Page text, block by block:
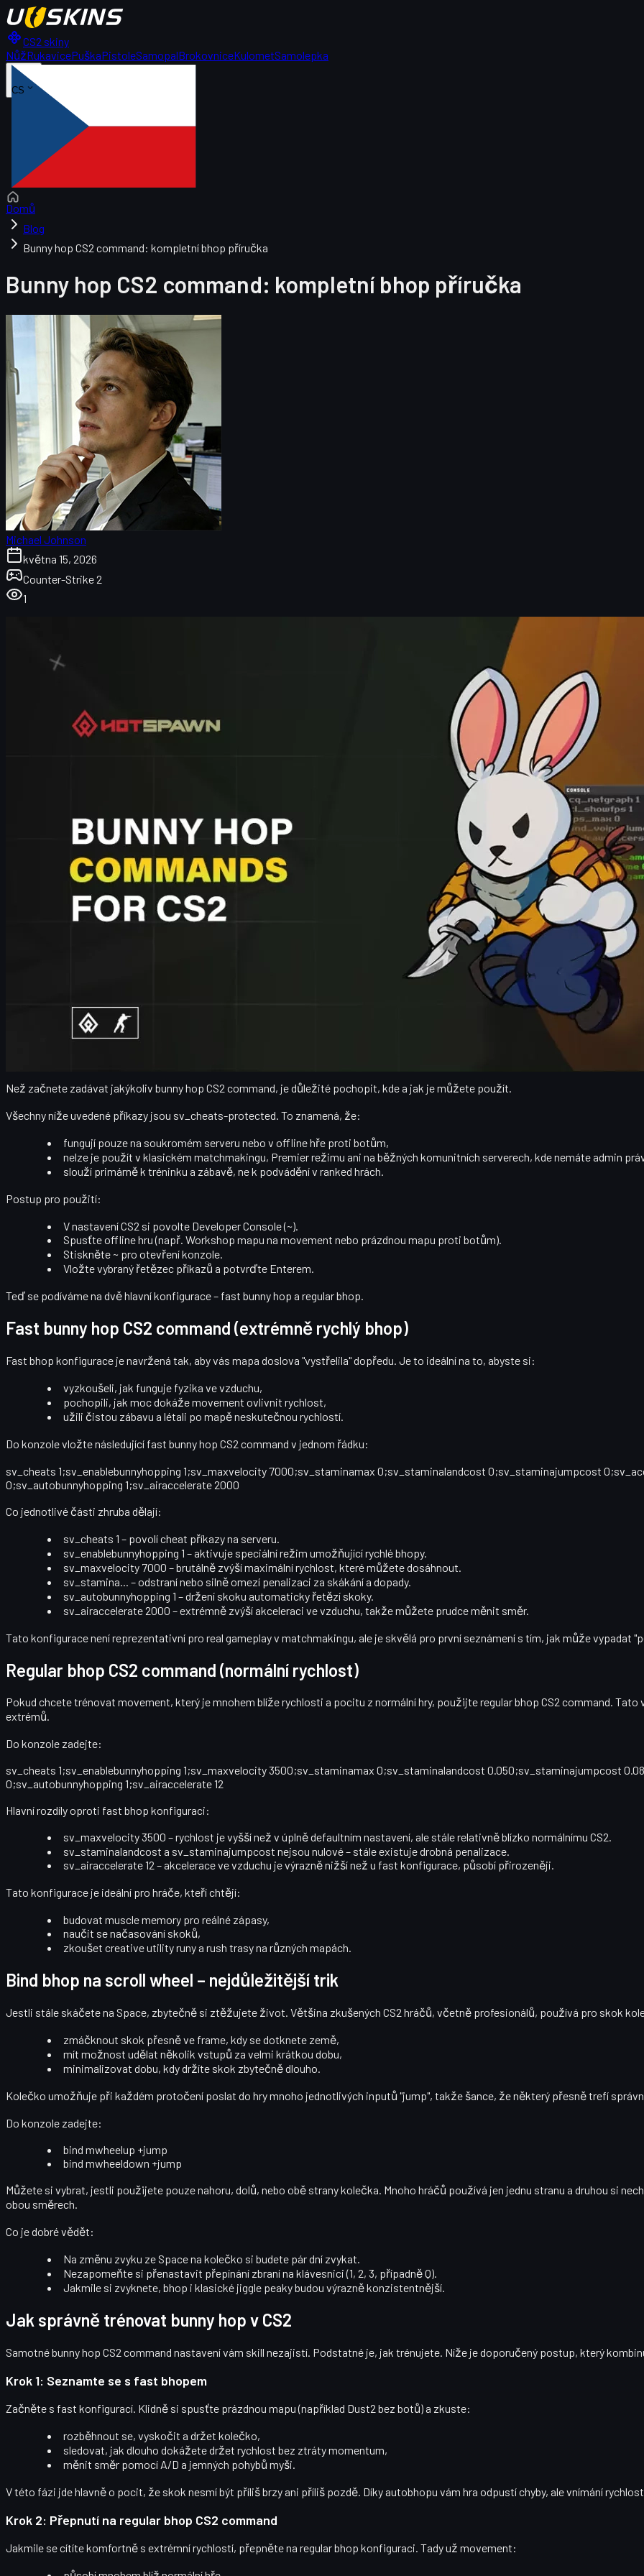
CS2 skiny
NůžRukavicePuškaPistoleSamopalBrokovniceKulometSamolepka
CS
Domů
Blog
Bunny hop CS2 command: kompletní bhop příručka
Bunny hop CS2 command: kompletní bhop příručka
Michael Johnson
května 15, 2026
Counter-Strike 2
1
Regular bhop CS2 command (normální rychlost)
Pokročilé tipy na movement a bhop
CS2 skins a movement – jak vypadat dobře při bhopu
Časté chyby při bunny hopu
Bunny hop (nebo zkráceně bhop) je legendární movement technika, která existuje v Counter-Striku už roky. V CS2 funguje na Source 2
se dotknete zeměa správně k tomu pracujete s myší a směrovými klávesami, můžete si udržet nebo dokonce lehce zvýšit rychlost
V praxi to znamená, že při správně zvládnutém bunny hopu:
se dostanete na klíčové pozice dříve než soupeř,
můžete nečekaně měnit směr,
jste těžší cíl na trefení,
využijete lépe granáty a agresivní picky hned na začátku kola.
bunny hop CS2 commandkonfigurace na soukromých serverech,
simulovat různě "rychlé" bhopy (fast i regular),
trénovat muscle memory bez stresu z rankovaných zápasů.
Než začnete zadávat jakýkoliv bunny hop CS2 command, je důležité pochopit, kde a jak je můžete použít.
Všechny níže uvedené příkazy jsou sv_cheats-protected. To znamená, že:
fungují pouze na soukromém serveru nebo v offline hře proti botům,
nelze je použít v klasickém matchmakingu, Premier režimu ani na běžných komunitních serverech, kde nemáte admin
slouží primárně k tréninku a zábavě, ne k podvádění v ranked hrách.
Postup pro použití:
V nastavení CS2 si povolte Developer Console (~).
Spusťte offline hru (např. Workshop mapu na movement nebo prázdnou mapu proti botům).
Stiskněte~ pro otevření konzole.
Vložte vybraný řetězec příkazů a potvrďte Enterem.
Teď se podíváme na dvě hlavní konfigurace – fast bunny hop a regular bhop.
Fast bunny hop CS2 command (extrémně rychlý bhop)
Fast bhop konfigurace je navržená tak, aby vás mapa doslova "vystřelila" dopředu. Je to ideální na to, abyste si:
vyzkoušeli, jak funguje fyzika ve vzduchu,
pochopili, jak moc dokáže movement ovlivnit rychlost,
užili čistou zábavu a létali po mapě neskutečnou rychlostí.
Do konzole vložte následující fast bunny hop CS2 command v jednom řádku:
sv_cheats 1;sv_enablebunnyhopping 1;sv_maxvelocity 7000;sv_staminamax 0;sv_staminalandcost 0;sv_staminajumpcost
0;sv_autobunnyhopping 1;sv_airaccelerate 2000
Co jednotlivé části zhruba dělají:
sv_cheats 1 – povolí cheat příkazy na serveru.
sv_enablebunnyhopping 1 – aktivuje speciální režim umožňující rychlé bhopy.
sv_maxvelocity 7000 – brutálně zvýší maximální rychlost, které můžete dosáhnout.
sv_stamina... – odstraní nebo silně omezí penalizaci za skákání a dopady.
sv_autobunnyhopping 1 – držení skoku automaticky řetězí skoky.
sv_airaccelerate 2000 – extrémně zvýší akceleraci ve vzduchu, takže můžete prudce měnit směr.
Tato konfigurace není reprezentativní pro real gameplay v matchmakingu, ale je skvělá pro první seznámení s tím, jak může vypadat
Regular bhop CS2 command (normální rychlost)
Pokud chcete trénovat movement, který je mnohem blíže rychlosti a pocitu z normální hry, použijteregular bhop CS2 command. Tato
extrémů.
Do konzole zadejte:
sv_cheats 1;sv_enablebunnyhopping 1;sv_maxvelocity 3500;sv_staminamax 0;sv_staminalandcost 0.050;sv_staminajumpcost
0;sv_autobunnyhopping 1;sv_airaccelerate 12
Hlavní rozdíly oproti fast bhop konfiguraci:
sv_maxvelocity 3500 – rychlost je vyšší než v úplně defaultním nastavení, ale stále relativně blízko normálnímu CS2.
sv_staminalandcost a sv_staminajumpcost nejsou nulové – stále existuje drobná penalizace.
sv_airaccelerate 12 – akcelerace ve vzduchu je výrazně nižší než u fast konfigurace, působí přirozeněji.
Tato konfigurace je ideální pro hráče, kteří chtějí:
budovat muscle memory pro reálné zápasy,
naučit se načasování skoků,
zkoušet creative utility runy a rush trasy na různých mapách.
Bind bhop na scroll wheel – nejdůležitější trik
Jestli stále skáčete na Space, zbytečně si ztěžujete život. Většina zkušených CS2 hráčů, včetně profesionálů, používá pro skok
zmáčknout skok přesně ve frame, kdy se dotknete země,
mít možnost udělat několik vstupů za velmi krátkou dobu,
minimalizovat dobu, kdy držíte skok zbytečně dlouho.
Kolečko umožňuje při každém protočení poslat do hry mnoho jednotlivých inputů "jump", takže šance, že některý přesně trefí
Do konzole zadejte:
bind mwheelup +jump
bind mwheeldown +jump
Můžete si vybrat, jestli použijete pouze nahoru, dolů, nebo obě strany kolečka. Mnoho hráčů používá jen jednu stranu a druhou si
obou směrech.
Co je dobré vědět:
Na změnu zvyku ze Space na kolečko si budete pár dní zvykat.
Nezapomeňte si přenastavit přepínání zbraní na klávesnici (1, 2, 3, případně Q).
Jakmile si zvyknete, bhop i klasické jiggle peaky budou výrazně konzistentnější.
Jak správně trénovat bunny hop v CS2
Samotné bunny hop CS2 command nastavení vám skill nezajistí. Podstatné je, jak trénujete. Níže je doporučený postup, který
Krok 1: Seznamte se s fast bhopem
Začněte s fast konfigurací. Klidně si spusťte prázdnou mapu (například Dust2 bez botů) a zkuste:
rozběhnout se, vyskočit a držet kolečko,
sledovat, jak dlouho dokážete držet rychlost bez ztráty momentum,
měnit směr pomocí A/D a jemných pohybů myši.
V této fázi jde hlavně o pocit, že skok nesmí být příliš brzy ani příliš pozdě. Díky autobhopu vám hra odpustí chyby, ale vnímání
Krok 2: Přepnutí na regular bhop CS2 command
Jakmile se cítíte komfortně s extrémní rychlostí, přepněte na regular bhop konfiguraci. Tady už movement: